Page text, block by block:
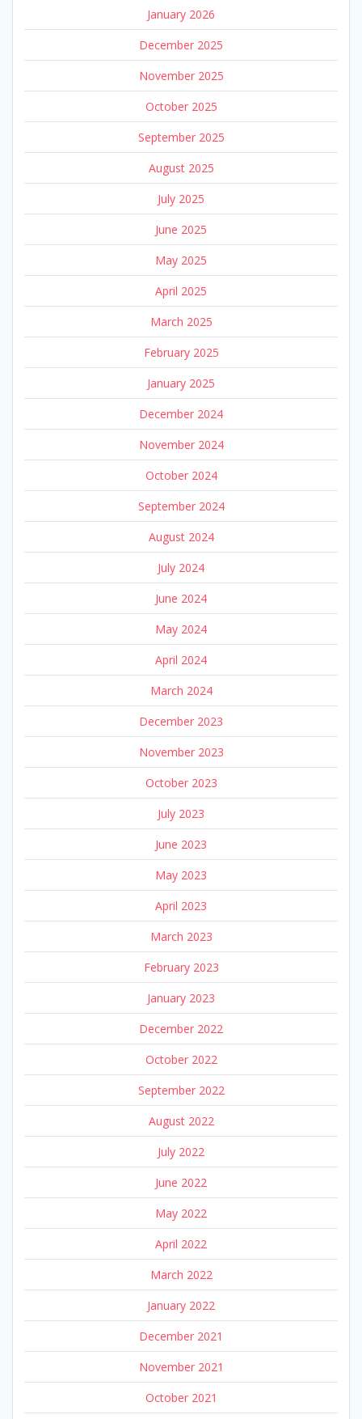
January 2026
December 2025
November 2025
October 2025
September 2025
August 2025
July 2025
June 2025
May 2025
April 2025
March 2025
February 2025
January 2025
December 2024
November 2024
October 2024
September 2024
August 2024
July 2024
June 2024
May 2024
April 2024
March 2024
December 2023
November 2023
October 2023
July 2023
June 2023
May 2023
April 2023
March 2023
February 2023
January 2023
December 2022
October 2022
September 2022
August 2022
July 2022
June 2022
May 2022
April 2022
March 2022
January 2022
December 2021
November 2021
October 2021